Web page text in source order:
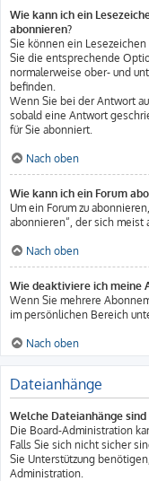
Wie kann ich ein
abonnieren?
Sie können ein
Sie die entsprechende
normalerweise ober- und
befinden.
Wenn Sie bei der Antwort
sobald eine Antwort
für Sie abonniert.
Nach oben
Wie kann ich ein Forum
Um ein Forum zu
abonnieren“, der sich meist
Nach oben
Wie deaktiviere ich meine
Wenn Sie mehrere
im persönlichen Bereich
Nach oben
Dateianhänge
Welche Dateianhänge
Die Board-Administration
Falls Sie sich nicht sicher
Sie Unterstützung
Administration.